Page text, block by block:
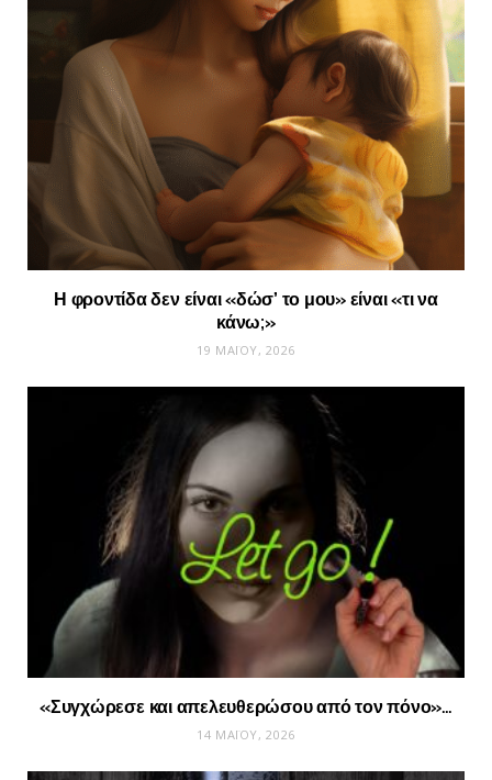
Η φροντίδα δεν είναι «δώσ’ το μου» είναι «τι να
κάνω;»
19 ΜΑΪ́ΟΥ, 2026
«Συγχώρεσε και απελευθερώσου από τον πόνο»…
14 ΜΑΪ́ΟΥ, 2026